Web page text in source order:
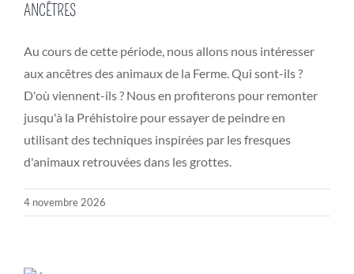
ANCÊTRES
Au cours de cette période, nous allons nous intéresser
aux ancêtres des animaux de la Ferme. Qui sont-ils ?
D'où viennent-ils ? Nous en profiterons pour remonter
jusqu'à la Préhistoire pour essayer de peindre en
utilisant des techniques inspirées par les fresques
d'animaux retrouvées dans les grottes.
4 novembre 2026